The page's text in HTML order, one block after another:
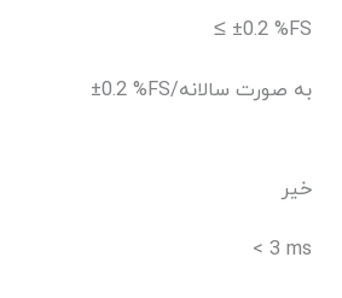
≤ ±0.2 %FS
±0.2 %FS/به صورت سالانه
خیر
< 3 ms